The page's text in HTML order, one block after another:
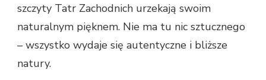
szczyty Tatr Zachodnich urzekają swoim
naturalnym pięknem. Nie ma tu nic sztucznego
– wszystko wydaje się autentyczne i bliższe
natury.